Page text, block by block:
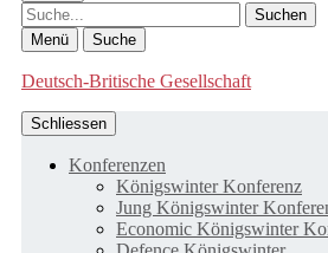
Suche
Menü Suche
Deutsch-Britische Gesellschaft
Schliessen
Konferenzen
Königswinter Konferenz
Jung Königswinter
Economic Königswinter